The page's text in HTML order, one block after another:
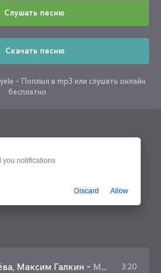
Слушать песню
Скачать песню
- Поплыл в mp3 или слушать онлайн
бесплатно
лева ледяная пустота
и не возле
Максим Галкин - Между нами непогода грозы и дожди 3:20
you notifications
Discard Allow